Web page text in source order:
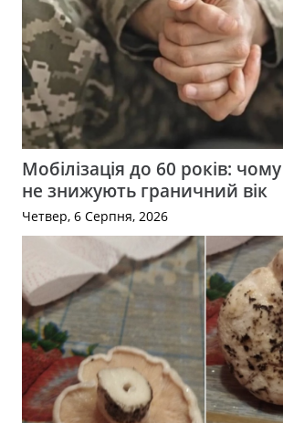
Мобілізація до 60 років: чому
не знижують граничний вік
Четвер, 6 Серпня, 2026